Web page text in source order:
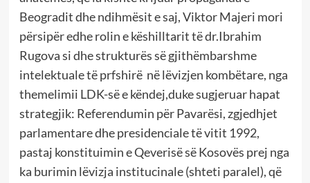
Beogradit dhe ndihmësit e saj, Viktor Majeri mori
përsipër edhe rolin e këshilltarit të dr.Ibrahim
Rugova si dhe strukturës së gjithëmbarshme
intelektuale të prfshirë në lëvizjen kombëtare, nga
themelimii LDK-së e këndej,duke sugjeruar hapat
strategjik: Referendumin për Pavarësi, zgjedhjet
parlamentare dhe presidenciale të vitit 1992,
pastaj konstituimin e Qeverisë së Kosovës prej nga
ka burimin lëvizja institucinale (shteti paralel), që